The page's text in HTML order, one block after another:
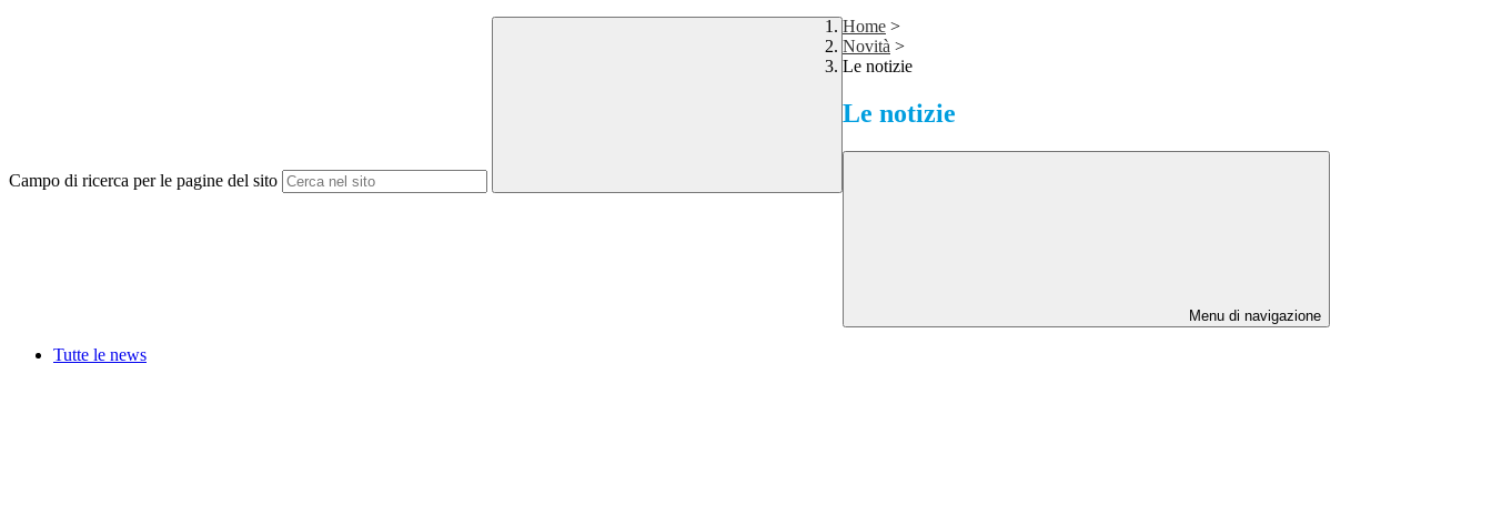
Campo di ricerca per le pagine del sito
Home >
Novità >
Le notizie
Le notizie
Menu di navigazione
Tutte le news